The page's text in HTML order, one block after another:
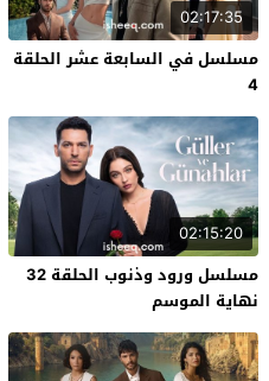
02:17:35
مسلسل في السابعة عشر الحلقة
4
02:15:20
مسلسل ورود وذنوب الحلقة 32
نهاية الموسم